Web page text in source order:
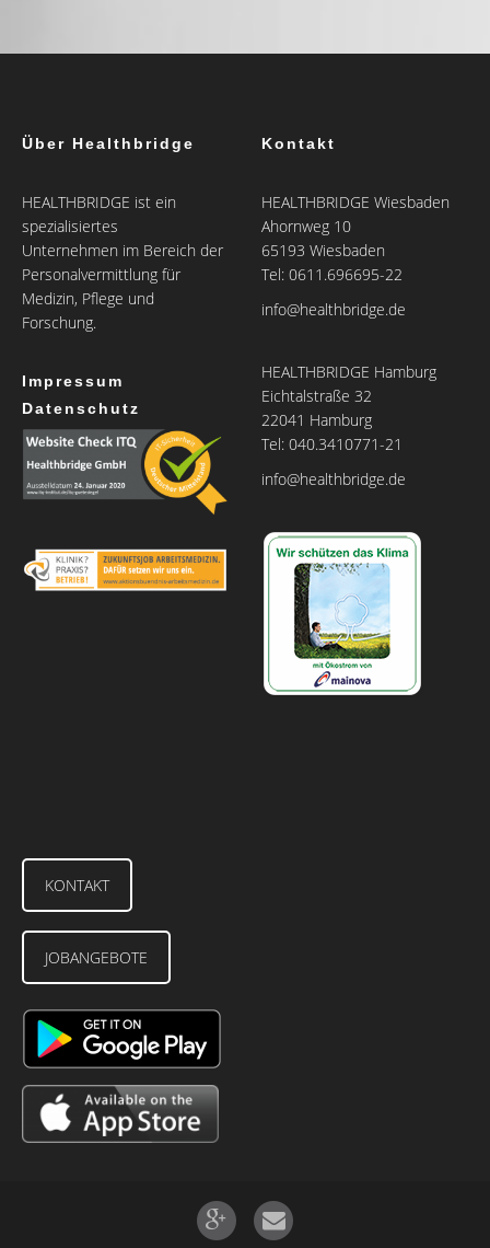
Über Healthbridge
HEALTHBRIDGE ist ein
spezialisiertes
Unternehmen im Bereich der
Personalvermittlung für
Medizin, Pflege und
Forschung.
Impressum
Datenschutz
Kontakt
HEALTHBRIDGE Wiesbaden
Ahornweg 10
65193 Wiesbaden
Tel: 0611.696695-22
info@healthbridge.de
HEALTHBRIDGE Hamburg
Eichtalstraße 32
22041 Hamburg
Tel: 040.3410771-21
info@healthbridge.de
KONTAKT
JOBANGEBOTE